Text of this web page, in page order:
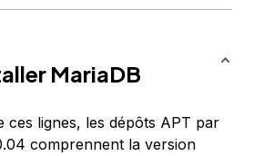
MariaDB
ces lignes, les dépôts APT par
comprennent la version